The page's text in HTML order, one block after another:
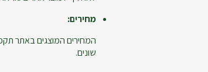
מחירים:
המחירים המוצגים באתר
שונים.